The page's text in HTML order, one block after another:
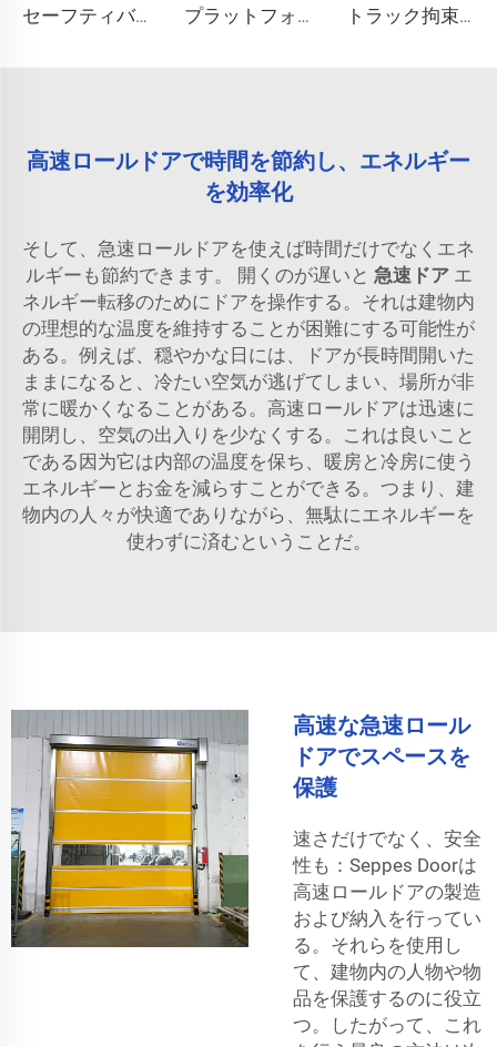
セーフティバリア プラットフォーム衝突防止ブロック トラック拘束システム
高速ロールドアで時間を節約し、エネルギー
を効率化
そして、急速ロールドアを使えば時間だけでなくエネ
ルギーも節約できます。 開くのが遅いと 急速ドア エ
ネルギー転移のためにドアを操作する。それは建物内
の理想的な温度を維持することが困難にする可能性が
ある。例えば、穏やかな日には、ドアが長時間開いた
ままになると、冷たい空気が逃げてしまい、場所が非
常に暖かくなることがある。高速ロールドアは迅速に
開閉し、空気の出入りを少なくする。これは良いこと
である因为它は内部の温度を保ち、暖房と冷房に使う
エネルギーとお金を減らすことができる。つまり、建
物内の人々が快適でありながら、無駄にエネルギーを
使わずに済むということだ。
高速な急速ロール
ドアでスペースを
保護
速さだけでなく、安全
性も：Seppes Doorは
高速ロールドアの製造
および納入を行ってい
る。それらを使用し
て、建物内の人物や物
品を保護するのに役立
つ。したがって、これ